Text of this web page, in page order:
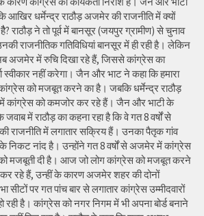
आखिर धर्मेन्द्र राठौड़ अजमेर की राजनीति में क्यों
राठौड़ ने तो पूर्व में बानसूर (जयपुर ग्रामीण) से चुनाव
राजनीतिक गतिविधियां बानसूर में ही रही है। लेकिन
अजमेर में रुचि दिखा रहे हैं, जिससे कांग्रेस का
स्वीकार नहीं करेगा। जैन और भाट ने कहा कि हमारा
को मजबूत करने का है। जबकि धर्मेन्द्र राठौड़
कांग्रेस को कमजोर कर रहे हैं। जैन और भाटी के
जवाब में राठौड़ का कहना रहा है कि वे गत 8 वर्षों से
राजनीति में लगातार सक्रिय हैं। उनका पैतृक गांव
नांद है। उन्होंने गत 8 वर्षों से अजमेर में कांग्रेस
मजबूती दी है। आज जो लोग कांग्रेस को मजबूत करने
कर रहे हैं, उन्हीं के कारण अजमेर शहर की दोनों
सीटों पर गत पांच बार से लगातार कांग्रेस उम्मीदवारों
रही है। कांग्रेस को नगर निगम में भी अपना बोर्ड बनाने